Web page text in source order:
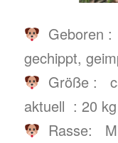
Geboren
gechippt,
Größe
aktuell : 20 kg
Rasse: